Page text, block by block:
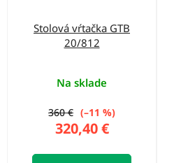
Stolová vŕtačka GTB
20/812
Na sklade
320,40 €
360 € (–11 %)